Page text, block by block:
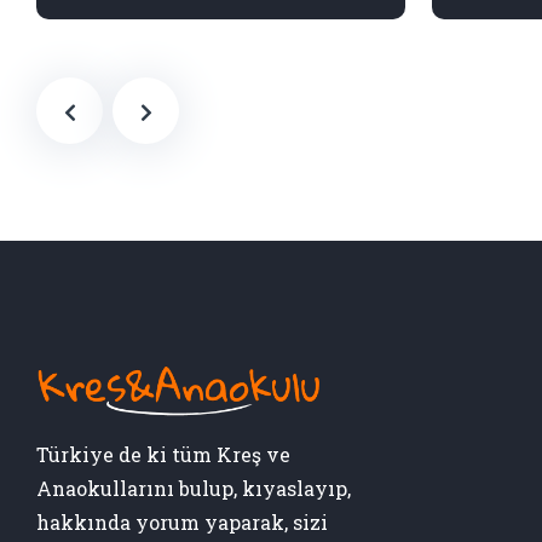
Türkiye de ki tüm Kreş ve
Anaokullarını bulup, kıyaslayıp,
hakkında yorum yaparak, sizi